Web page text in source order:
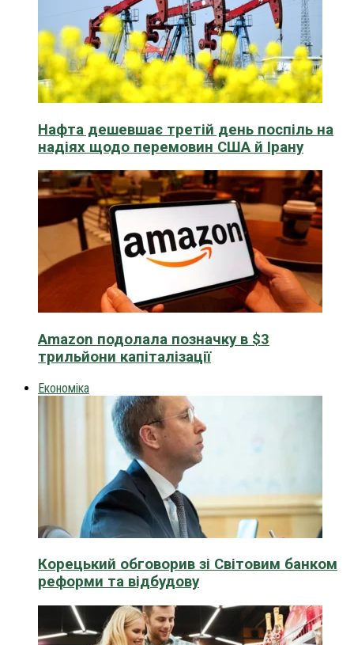
Нафта дешевшає третій день поспіль на
надіях щодо перемовин США й Ірану
Amazon подолала позначку в $3
трильйони капіталізації
Економіка
Корецький обговорив зі Світовим банком
реформи та відбудову